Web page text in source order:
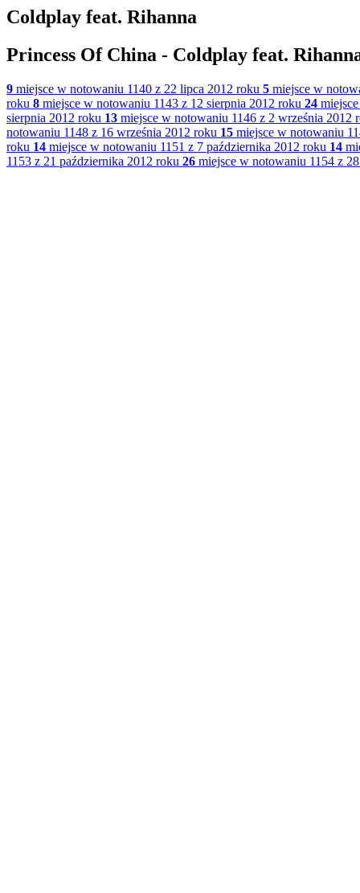
Coldplay feat. Rihanna
Princess Of China - Coldplay feat.
9 miejsce w notowaniu 1140 z 22 lipca 2012 roku 5 miejsce w
roku 8 miejsce w notowaniu 1143 z 12 sierpnia 2012 roku 24
sierpnia 2012 roku 13 miejsce w notowaniu 1146 z 2 września 2012
notowaniu 1148 z 16 września 2012 roku 15 miejsce w notowaniu
roku 14 miejsce w notowaniu 1151 z 7 października 2012 roku 14
1153 z 21 października 2012 roku 26 miejsce w notowaniu 1154 z